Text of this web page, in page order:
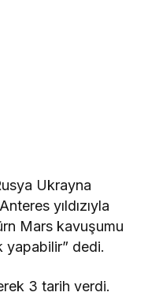
Ukrayna
yıldızıyla
Mars kavuşumu
yapabilir” dedi.
3 tarih verdi.